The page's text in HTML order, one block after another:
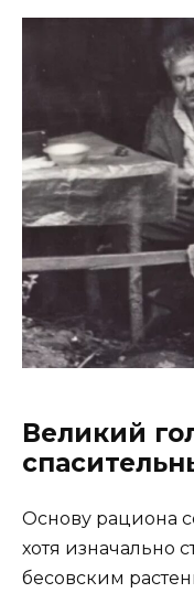
Великий
Основу рациона
хотя изначально
бесовским